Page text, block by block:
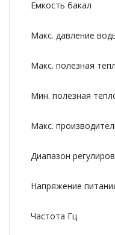
Макс.
Макс. полезная
Мин. полезная
Макс.
Диапазон
30-
Напряжение
±